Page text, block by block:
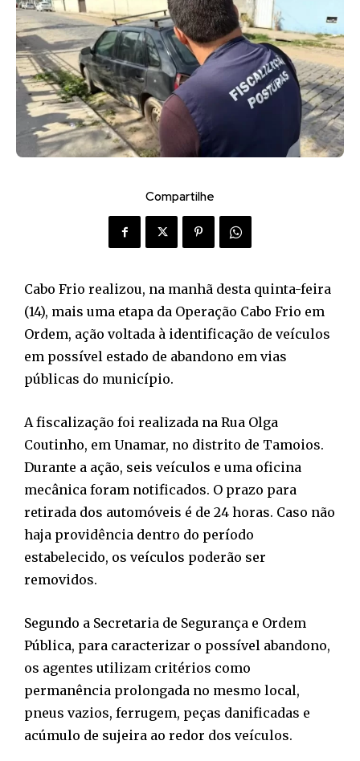
Compartilhe
Cabo Frio realizou, na manhã desta quinta-feira
(14), mais uma etapa da Operação Cabo Frio em
Ordem, ação voltada à identificação de veículos
em possível estado de abandono em vias
públicas do município.
A fiscalização foi realizada na Rua Olga
Coutinho, em Unamar, no distrito de Tamoios.
Durante a ação, seis veículos e uma oficina
mecânica foram notificados. O prazo para
retirada dos automóveis é de 24 horas. Caso não
haja providência dentro do período
estabelecido, os veículos poderão ser
removidos.
Segundo a Secretaria de Segurança e Ordem
Pública, para caracterizar o possível abandono,
os agentes utilizam critérios como
permanência prolongada no mesmo local,
pneus vazios, ferrugem, peças danificadas e
acúmulo de sujeira ao redor dos veículos.